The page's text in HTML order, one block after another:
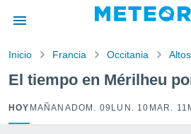
por
para
que se
calidad.
Inicio Francia Occitania
El tiempo en Mérilheu
HOY MAÑANA DOM. 09 LUN. 10 MAR. 11